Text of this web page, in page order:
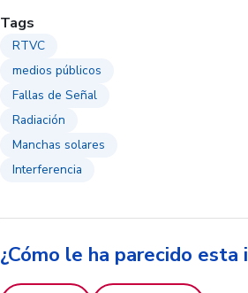
Tags
RTVC
medios públicos
Fallas de Señal
Radiación
Manchas solares
Interferencia
¿Cómo le ha parecido esta